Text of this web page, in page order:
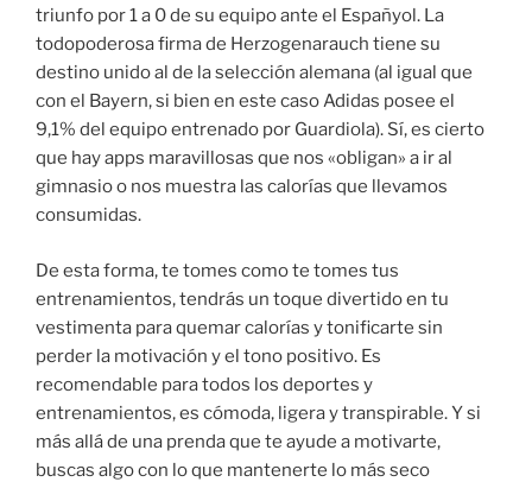
triunfo por 1 a 0 de su equipo ante el Españyol. La
todopoderosa firma de Herzogenarauch tiene su
destino unido al de la selección alemana (al igual que
con el Bayern, si bien en este caso Adidas posee el
9,1% del equipo entrenado por Guardiola). Sí, es cierto
que hay apps maravillosas que nos «obligan» a ir al
gimnasio o nos muestra las calorías que llevamos
consumidas.
De esta forma, te tomes como te tomes tus
entrenamientos, tendrás un toque divertido en tu
vestimenta para quemar calorías y tonificarte sin
perder la motivación y el tono positivo. Es
recomendable para todos los deportes y
entrenamientos, es cómoda, ligera y transpirable. Y si
más allá de una prenda que te ayude a motivarte,
buscas algo con lo que mantenerte lo más seco